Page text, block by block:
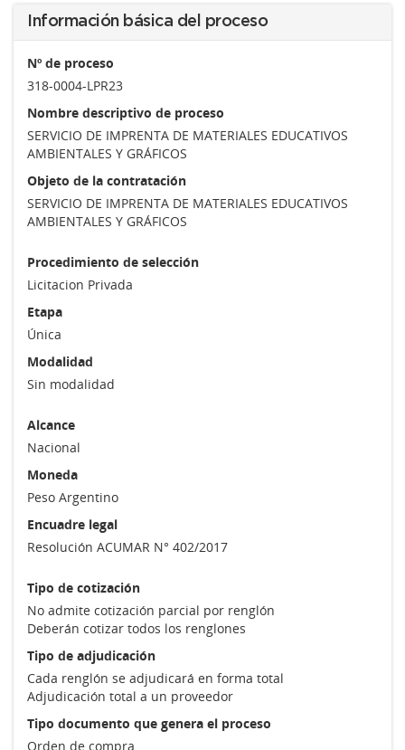
Información básica del proceso
Nº de proceso
318-0004-LPR23
Nombre descriptivo de proceso
SERVICIO DE IMPRENTA DE MATERIALES EDUCATIVOS
AMBIENTALES Y GRÁFICOS
Objeto de la contratación
SERVICIO DE IMPRENTA DE MATERIALES EDUCATIVOS
AMBIENTALES Y GRÁFICOS
Procedimiento de selección
Licitacion Privada
Etapa
Única
Modalidad
Sin modalidad
Alcance
Nacional
Moneda
Peso Argentino
Encuadre legal
Resolución ACUMAR N° 402/2017
Tipo de cotización
No admite cotización parcial por renglón
Deberán cotizar todos los renglones
Tipo de adjudicación
Cada renglón se adjudicará en forma total
Adjudicación total a un proveedor
Tipo documento que genera el proceso
Orden de compra